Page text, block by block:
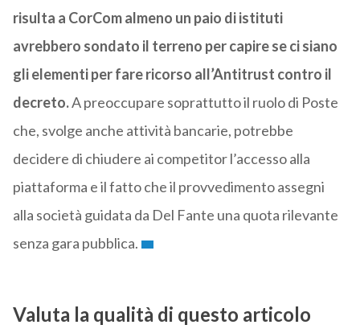
risulta a CorCom almeno un paio di istituti
avrebbero sondato il terreno per capire se ci siano
gli elementi per fare ricorso all’Antitrust contro il
decreto.A preoccupare soprattutto il ruolo di Poste
che, svolge anche attività bancarie, potrebbe
decidere di chiudere ai competitor l’accesso alla
piattaforma e il fatto che il provvedimento assegni
alla società guidata da Del Fante una quota rilevante
senza gara pubblica.
Valuta la qualità di questo articolo